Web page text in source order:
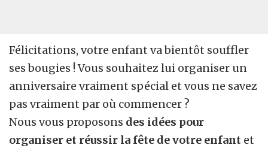
Félicitations, votre enfant va bientôt souffler
ses bougies ! Vous souhaitez lui organiser un
anniversaire vraiment spécial et vous ne savez
pas vraiment par où commencer ?
Nous vous proposons des idées pour
organiser et réussir la fête de votre enfant et